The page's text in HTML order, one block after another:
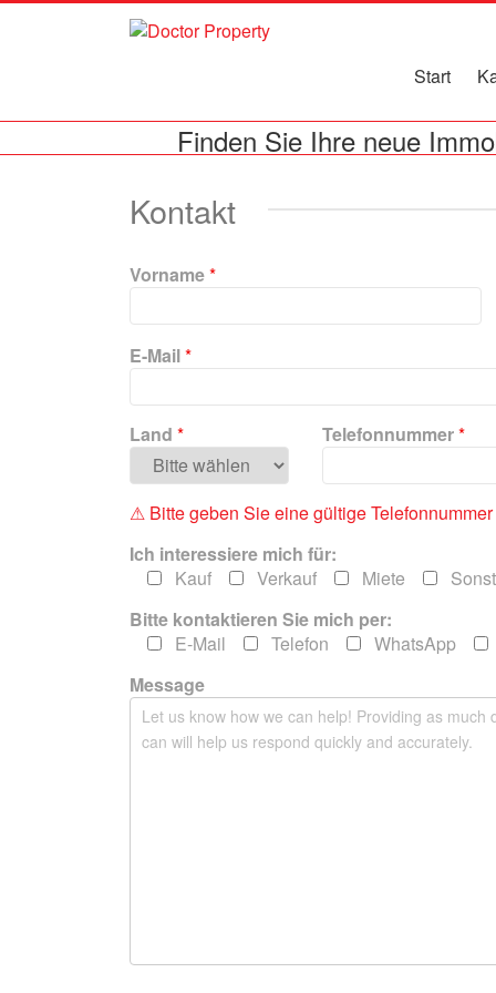
Start
Finden Sie Ihre neue
Kontakt
Vorname*
i
t
e
a
s
e
e
e
s
E-Mail*
Land * Telefonnummer*
⚠ Bitte geben Sie eine gültige
Ich interessiere mich für:
Kauf
Verkauf Miete
Bitte kontaktieren Sie mich per:
E-Mail
Telefon WhatsApp
Message